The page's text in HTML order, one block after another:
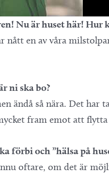
Nu är huset här! Hur
nått en av våra
ni ska bo?
ändå så nära. Det
fram emot att
förbi och ”hälsa på
oftare, om det är